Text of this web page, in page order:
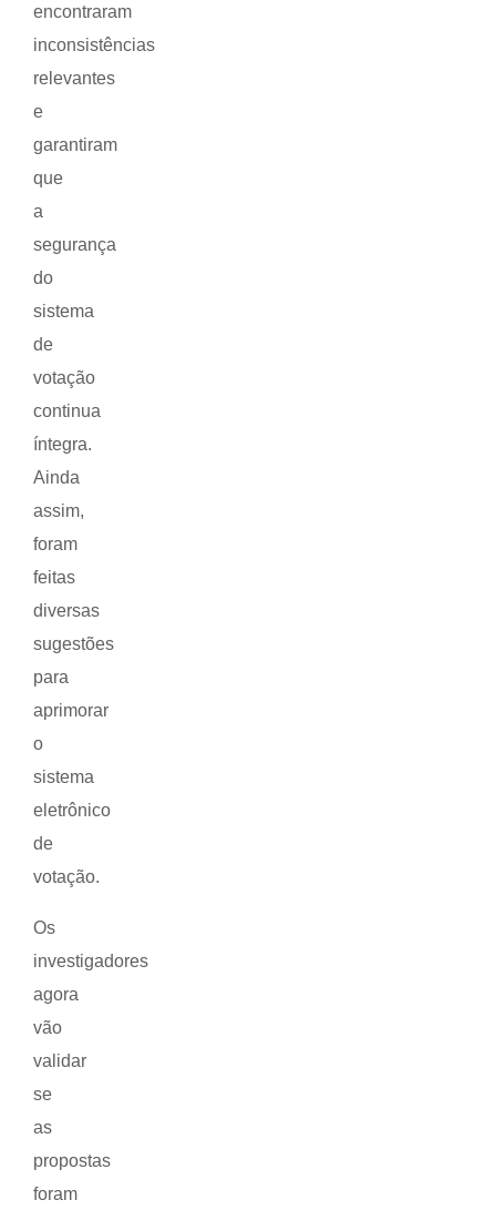
encontraram
inconsistências
relevantes
e
garantiram
que
a
segurança
do
sistema
de
votação
continua
íntegra.
Ainda
assim,
foram
feitas
diversas
sugestões
para
aprimorar
o
sistema
eletrônico
de
votação.
Os
investigadores
agora
vão
validar
se
as
propostas
foram